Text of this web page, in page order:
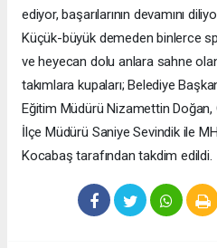
ediyor, başarılarının devamını
Küçük-büyük demeden binlerce
ve heyecan dolu anlara sahne
takımlara kupaları; Belediye
Eğitim Müdürü Nizamettin
İlçe Müdürü Saniye Sevindik ile
Kocabaş tarafından takdim edildi.